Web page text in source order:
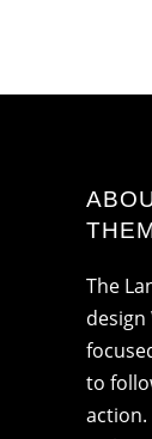
The
design
to
action.